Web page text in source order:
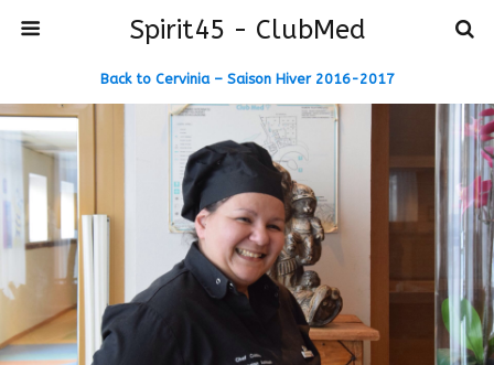
Spirit45 - ClubMed
Back to Cervinia – Saison Hiver 2016-2017